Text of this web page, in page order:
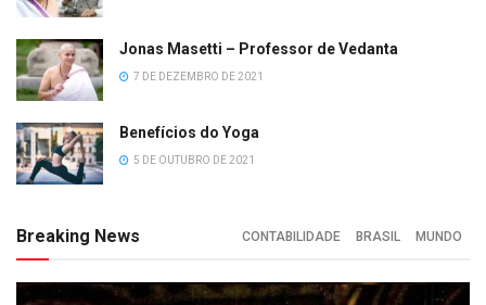
Jonas Masetti – Professor de Vedanta
7 DE DEZEMBRO DE 2021
Benefícios do Yoga
5 DE OUTUBRO DE 2021
Breaking News CONTABILIDADE BRASIL MUNDO